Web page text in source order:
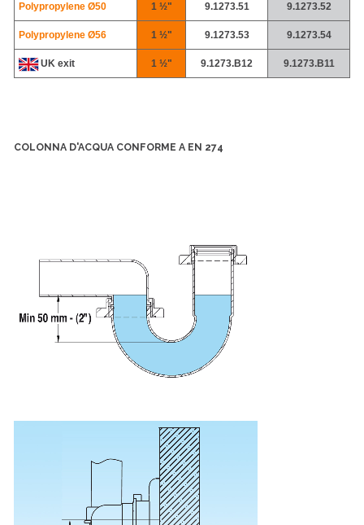
Polypropylene Ø50 1 ½" 9.1273.51 9.1273.52
Polypropylene Ø56 1 ½" 9.1273.53 9.1273.54
UK exit 1 ½" 9.1273.B12 9.1273.B11
COLONNA D'ACQUA CONFORME A EN 274